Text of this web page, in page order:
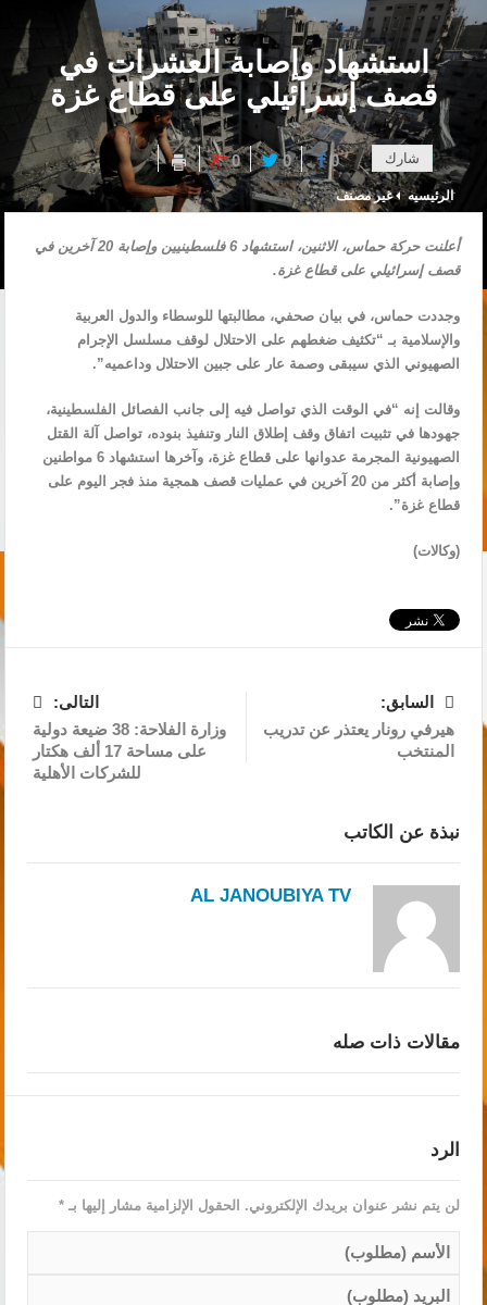
استشهاد وإصابة العشرات في
قصف إسرائيلي على قطاع غزة
شارك 0
0
0
الرئيسيه غير مصنف
أعلنت حركة حماس، الاثنين، استشهاد 6 فلسطينيين وإصابة 20 آخرين في
قصف إسرائيلي على قطاع غزة.
وجددت حماس، في بيان صحفي، مطالبتها للوسطاء والدول العربية
والإسلامية بـ “تكثيف ضغطهم على الاحتلال لوقف مسلسل الإجرام
الصهيوني الذي سيبقى وصمة عار على جبين الاحتلال وداعميه”.
وقالت إنه “في الوقت الذي تواصل فيه إلى جانب الفصائل الفلسطينية،
جهودها في تثبيت اتفاق وقف إطلاق النار وتنفيذ بنوده، تواصل آلة القتل
الصهيونية المجرمة عدوانها على قطاع غزة، وآخرها استشهاد 6 مواطنين
وإصابة أكثر من 20 آخرين في عمليات قصف همجية منذ فجر اليوم على
قطاع غزة”.
(وكالات)
السابق:
هيرفي رونار يعتذر عن تدريب
المنتخب
التالى:
وزارة الفلاحة: 38 ضيعة دولية
على مساحة 17 ألف هكتار
للشركات الأهلية
نبذة عن الكاتب
AL JANOUBIYA TV
مقالات ذات صله
الرد
لن يتم نشر عنوان بريدك الإلكتروني. الحقول الإلزامية مشار إليها بـ*